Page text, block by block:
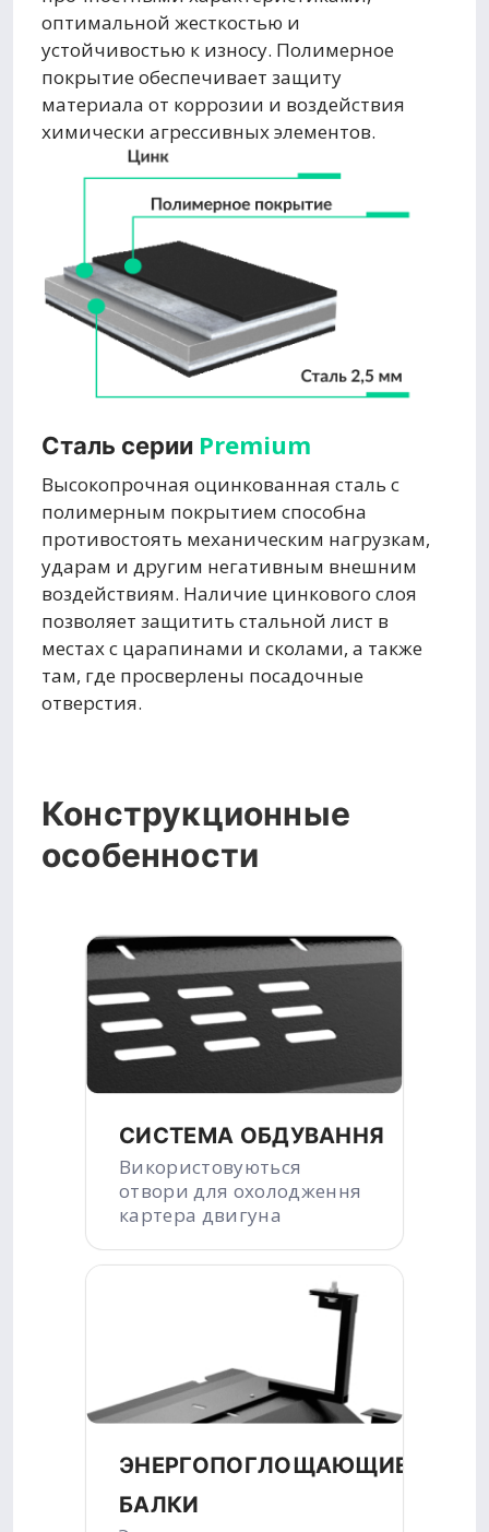
оптимальной жесткостью и
устойчивостью к износу. Полимерное
покрытие обеспечивает защиту
материала от коррозии и воздействия
химически агрессивных элементов.
Сталь серии Premium
Высокопрочная оцинкованная сталь с
полимерным покрытием способна
противостоять механическим нагрузкам,
ударам и другим негативным внешним
воздействиям. Наличие цинкового слоя
позволяет защитить стальной лист в
местах с царапинами и сколами, а также
там, где просверлены посадочные
отверстия.
Конструкционные
особенности
СИСТЕМА ОБДУВАННЯ
Використовуються
отвори для охолодження
картера двигуна
ЭНЕРГОПОГЛОЩАЮЩИЕ
БАЛКИ